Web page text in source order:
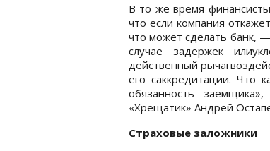
В то же время
что если компания
что может сделать банк,
случае задержек
действенный
его саккредитации. Что
обязанность
«Хрещатик» Андрей
Страховые заложники